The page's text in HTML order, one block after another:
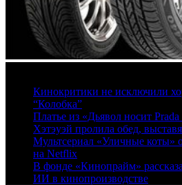
Кинокритики не исключили
“Колобка”
Платье из «Дьявол носит
Хэтэуэй пролила обед,
Мультсериал «Уличные коты»
на Netflix
В фонде «Кинопрайм»
ИИ в кинопроизводстве